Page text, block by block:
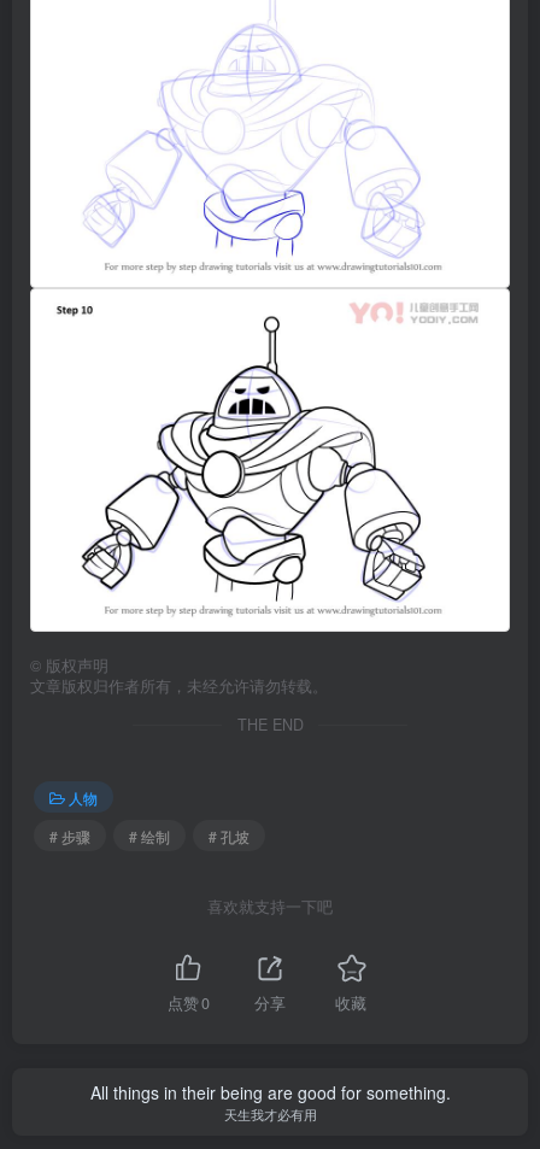
© 版权声明
文章版权归作者所有，未经允许请勿转载。
THE END
人物
# 步骤
# 绘制 # 孔坡
喜欢就支持一下吧
点赞0 分享 收藏
All things in their being are good for something.
天生我才必有用